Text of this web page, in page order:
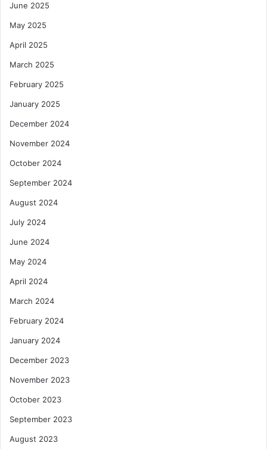
June 2025
May 2025
April 2025
March 2025
February 2025
January 2025
December 2024
November 2024
October 2024
September 2024
August 2024
July 2024
June 2024
May 2024
April 2024
March 2024
February 2024
January 2024
December 2023
November 2023
October 2023
September 2023
August 2023